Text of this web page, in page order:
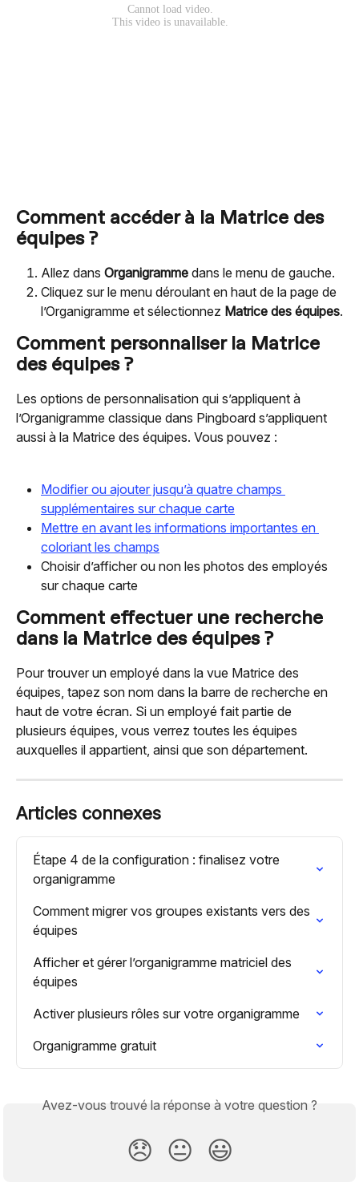
Comment accéder à la Matrice des
équipes ?
Allez dans Organigramme dans le menu de gauche.
Cliquez sur le menu déroulant en haut de la page de
l’Organigramme et sélectionnez Matrice des équipes.
Comment personnaliser la Matrice
des équipes ?
Les options de personnalisation qui s’appliquent à
l’Organigramme classique dans Pingboard s’appliquent
aussi à la Matrice des équipes. Vous pouvez :
Modifier ou ajouter jusqu’à quatre champs
supplémentaires sur chaque carte
Mettre en avant les informations importantes en
coloriant les champs
Choisir d’afficher ou non les photos des employés
sur chaque carte
Comment effectuer une recherche
dans la Matrice des équipes ?
Pour trouver un employé dans la vue Matrice des
équipes, tapez son nom dans la barre de recherche en
haut de votre écran. Si un employé fait partie de
plusieurs équipes, vous verrez toutes les équipes
auxquelles il appartient, ainsi que son département.
Articles connexes
Étape 4 de la configuration : finalisez votre
organigramme
Comment migrer vos groupes existants vers des
équipes
Afficher et gérer l’organigramme matriciel des
équipes
Activer plusieurs rôles sur votre organigramme
Organigramme gratuit
Avez-vous trouvé la réponse à votre question ?
😞 😐 😃